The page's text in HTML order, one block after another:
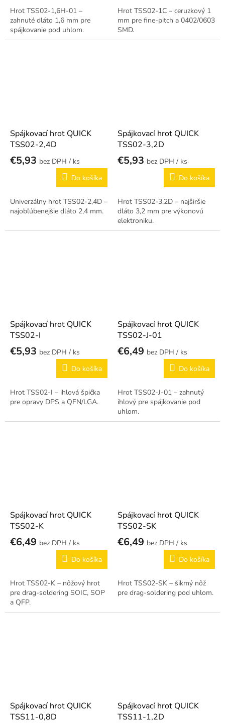
Hrot TSS02-1,6H-01 –
zahnuté dláto 1,6 mm pre
spájkovanie pod uhlom.
Hrot TSS02-1C – ceruzkový 1
mm pre fine-pitch a 0402/0603
SMD.
Spájkovací hrot QUICK
TSS02-2,4D
€5,93
/ ks
Do košíka
Univerzálny hrot TSS02-2,4D –
najobľúbenejšie dláto 2,4 mm.
Spájkovací hrot QUICK
TSS02-3,2D
€5,93
/ ks
Do košíka
Hrot TSS02-3,2D – najširšie
dláto 3,2 mm pre výkonovú
elektroniku.
Spájkovací hrot QUICK
TSS02-I
€5,93
/ ks
Do košíka
Hrot TSS02-I – ihlová špička
pre opravy DPS a QFN/LGA.
Spájkovací hrot QUICK
TSS02-J-01
€6,49
/ ks
Do košíka
Hrot TSS02-J-01 – zahnutý
ihlový pre spájkovanie pod
uhlom.
Spájkovací hrot QUICK
TSS02-K
€6,49
/ ks
Do košíka
Hrot TSS02-K – nôžový hrot
pre drag-soldering SOIC, SOP
a QFP.
Spájkovací hrot QUICK
TSS02-SK
€6,49
/ ks
Do košíka
Hrot TSS02-SK – šikmý nôž
pre drag-soldering pod uhlom.
Spájkovací hrot QUICK
TSS11-0,8D
Spájkovací hrot QUICK
TSS11-1,2D